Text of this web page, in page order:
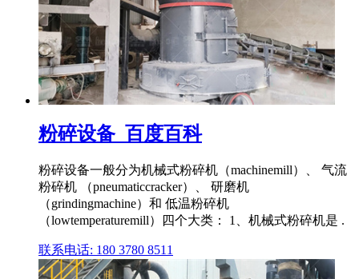
粉碎设备_百度百科
粉碎设备一般分为机械式粉碎机（machinemill）、 气流
粉碎机 （pneumaticcracker）、 研磨机
（grindingmachine）和 低温粉碎机
（lowtemperaturemill）四个大类： 1、机械式粉碎机是 .
联系电话: 180 3780 8511